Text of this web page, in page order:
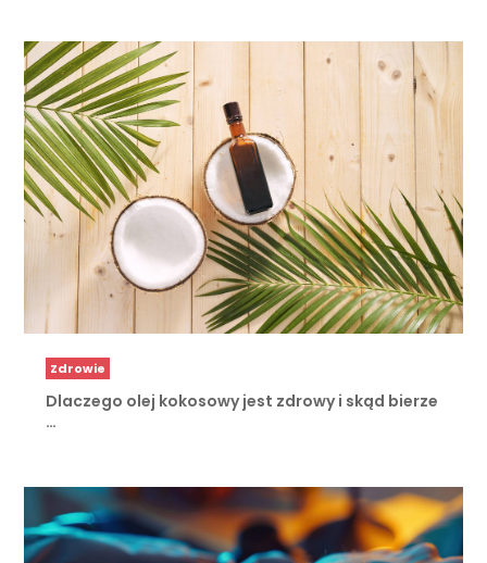
Zdrowie
Dlaczego olej kokosowy jest zdrowy i skąd bierze
…